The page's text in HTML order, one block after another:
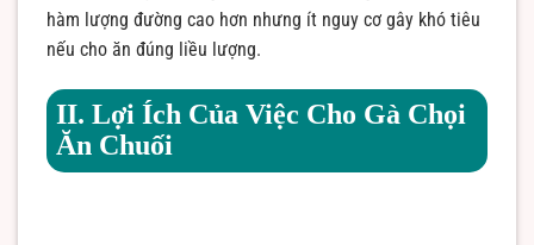
hàm lượng đường cao hơn nhưng ít nguy cơ gây khó tiêu
nếu cho ăn đúng liều lượng.
II. Lợi Ích Của Việc Cho Gà Chọi
Ăn Chuối